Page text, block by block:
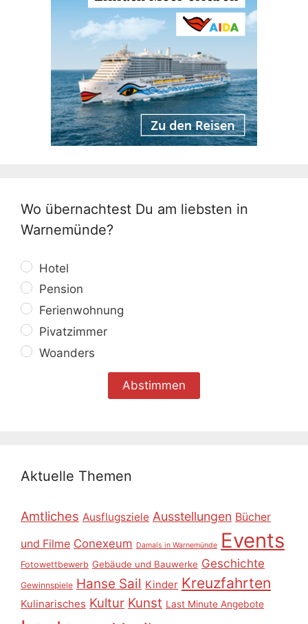
Wo übernachtest Du am liebsten in
Warnemünde?
Hotel
Pension
Ferienwohnung
Pivatzimmer
Woanders
Aktuelle Themen
Amtliches Ausflugsziele Ausstellungen Bücher
und Filme Conexeum Damals in Warnemünde Events
Fotowettbewerb Gebäude und Bauwerke Geschichte
Gewinnspiele Hanse Sail Kinder Kreuzfahrten
Kulinarisches Kultur Kunst Last Minute Angebote